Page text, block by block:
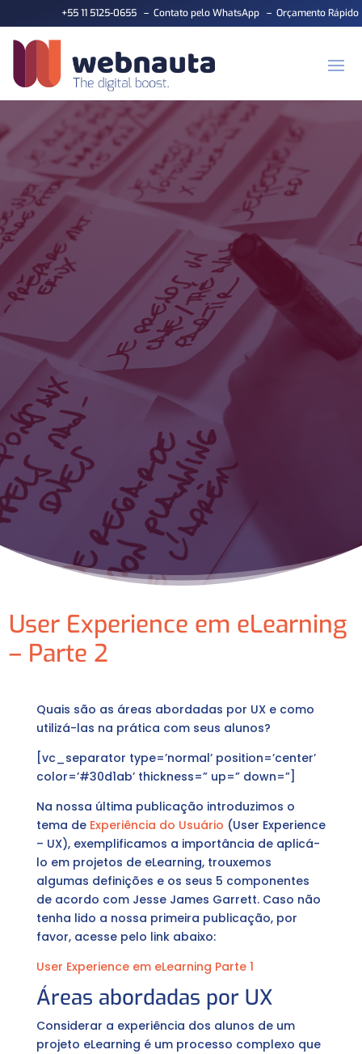
+55 11 5125-0655– Contato pelo WhatsApp– Orçamento Rápido
User Experience em eLearning
– Parte 2
Quais são as áreas abordadas por UX e como
utilizá-las na prática com seus alunos?
[vc_separator type=’normal’ position=’center’
color=’#30d1ab’ thickness=” up=” down=”]
Na nossa última publicação introduzimos o
tema de Experiência do Usuário (User Experience
– UX), exemplificamos a importância de aplicá-
lo em projetos de eLearning, trouxemos
algumas definições e os seus 5 componentes
de acordo com Jesse James Garrett. Caso não
tenha lido a nossa primeira publicação, por
favor, acesse pelo link abaixo:
User Experience em eLearning Parte 1
Áreas abordadas por UX
Considerar a experiência dos alunos de um
projeto eLearning é um processo complexo que